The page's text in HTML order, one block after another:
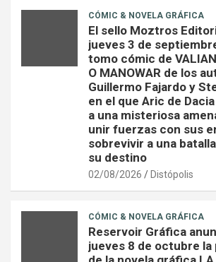
CÓMIC & NOVELA GRÁFICA
El sello Moztros
jueves 3 de
tomo cómic de
O MANOWAR de los
Guillermo Fajardo y
en el que Aric de
a una misteriosa
unir fuerzas con sus
sobrevivir a una
su destino
02/08/2026 Distópolis
CÓMIC & NOVELA GRÁFICA
Reservoir Gráfica
jueves 8 de octubre la